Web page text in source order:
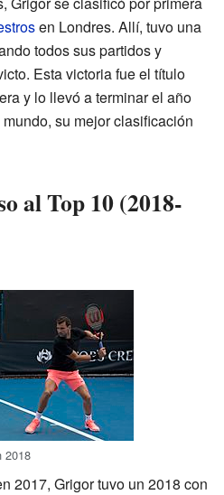
en Londres. Allí, tuvo una
todos sus partidos y
Esta victoria fue el título
y lo llevó a terminar el año
su mejor clasificación
al Top 10 (2018-
2018
2017, Grigor tuvo un 2018 con